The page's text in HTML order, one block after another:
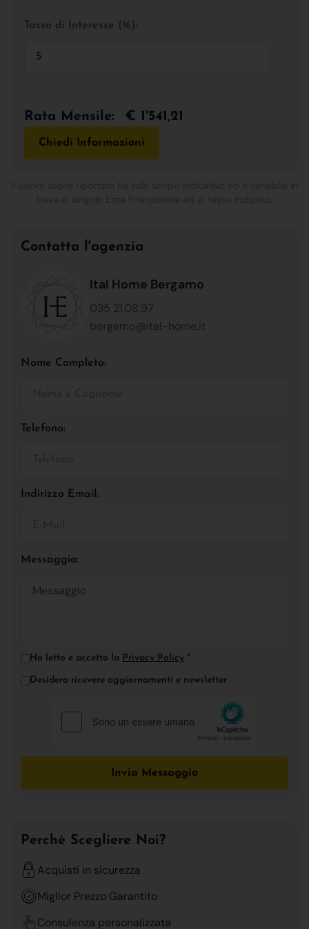
Tasso di Interesse (%):
Rata Mensile: € 1'541,21
Chiedi Informazioni
Contatta l'agenzia
Ital Home Bergamo
035 21.08.97
bergamo@ital-home.it
Nome Completo:
Telefono:
Indirizzo Email:
Messaggio:
Ho letto e accetto la Privacy Policy *
Desidero ricevere aggiornamenti e newsletter
Invia Messaggio
Perchè Scegliere Noi?
Acquisti in sicurezza
Miglior Prezzo Garantito
Consulenza personalizzata